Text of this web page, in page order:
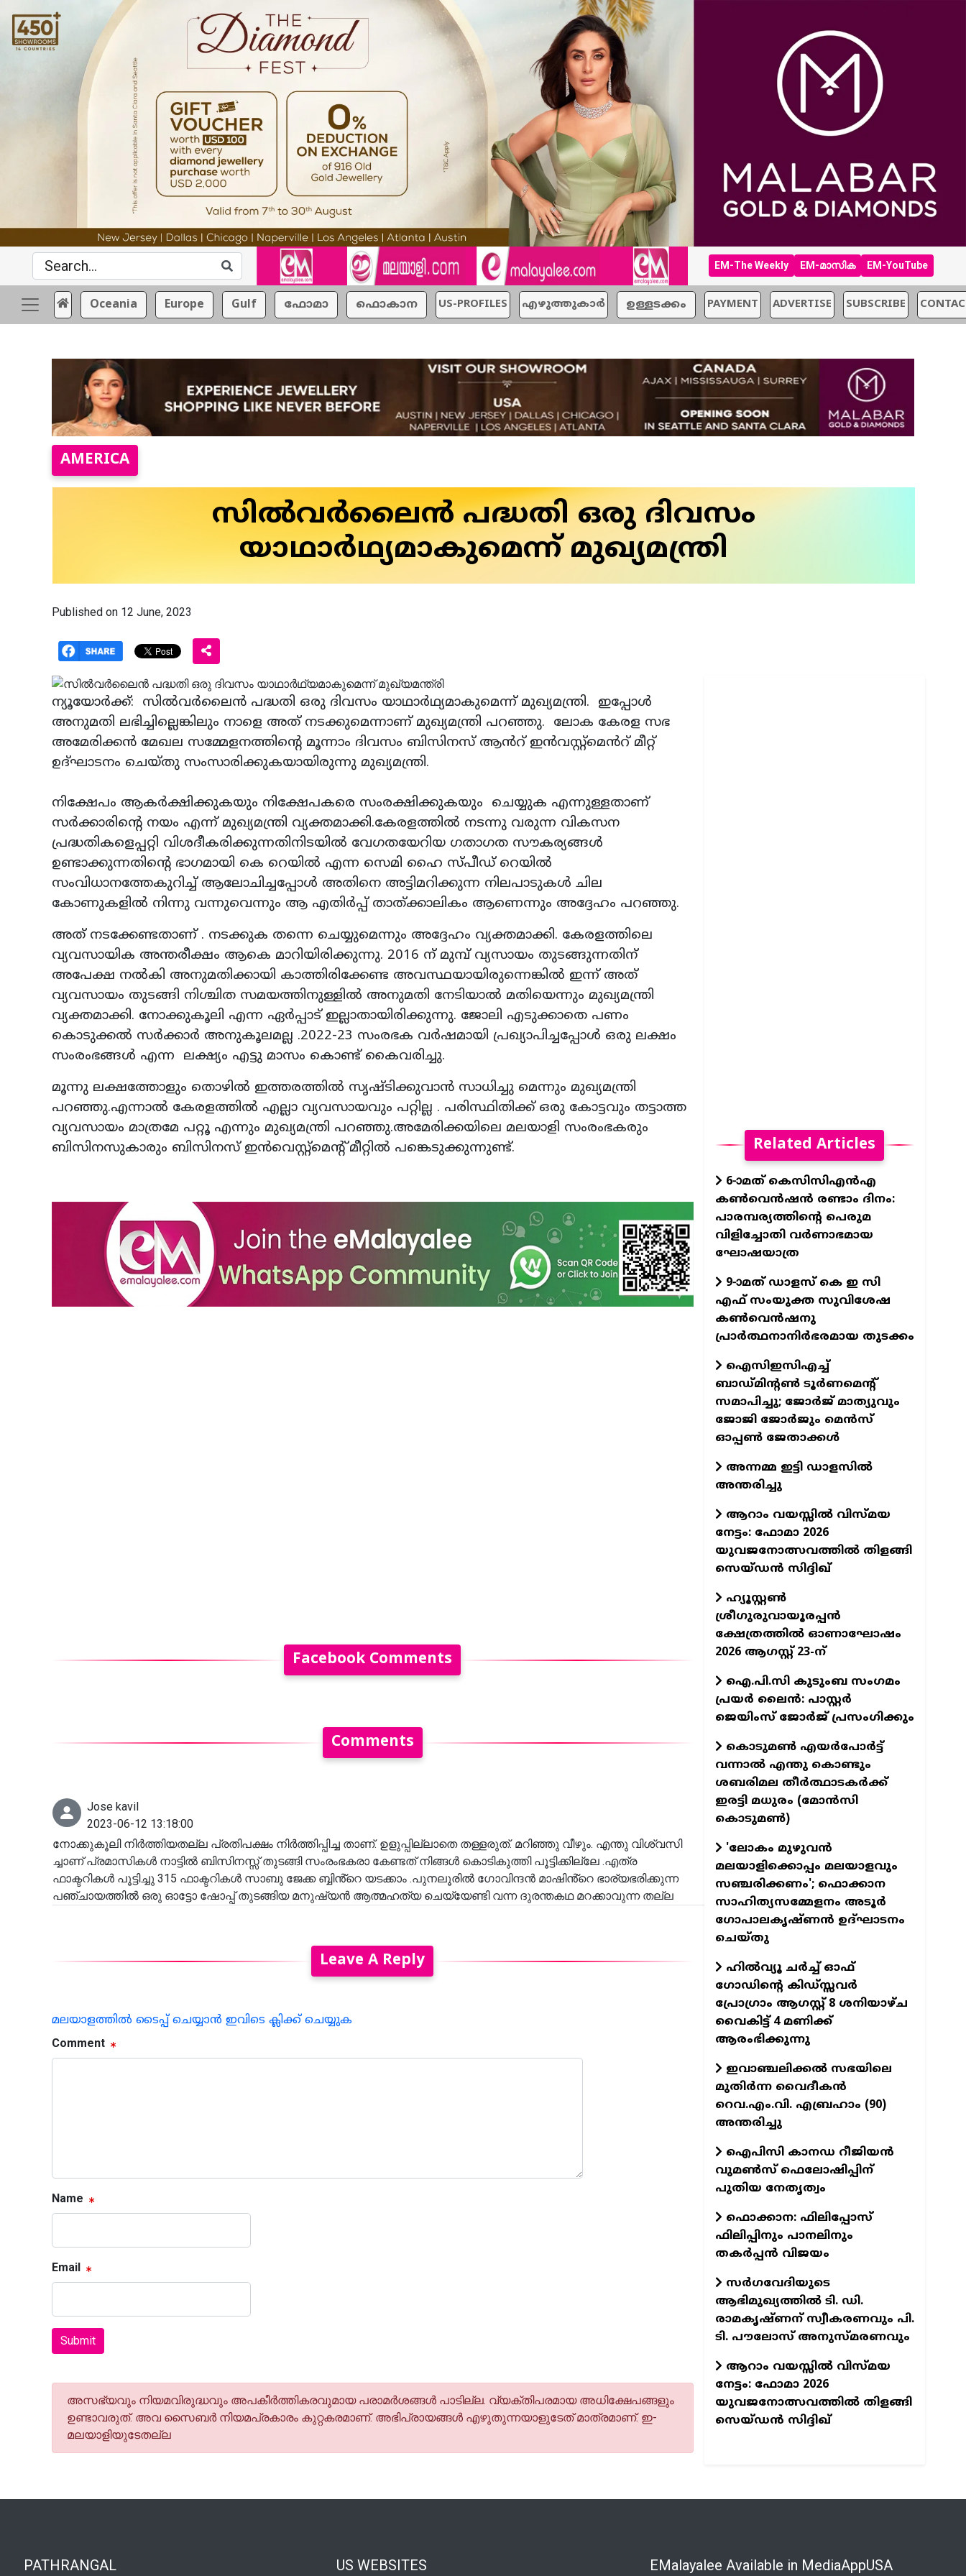
EM-The Weekly EM-മാസിക EM-YouTube
Oceania Europe Gulf ഫോമാ ഫൊകാന US-PROFILES എഴുത്തുകാര്‍ ഉള്ളടക്കം PAYMENT ADVERTISE SUBSCRIBE
AMERICA
സിൽവർലൈൻ പദ്ധതി ഒരു ദിവസം
യാഥാർഥ്യമാകുമെന്ന് മുഖ്യമന്ത്രി
Published on 12 June, 2023
ന്യൂയോര്‍ക്ക്: സിൽവർലൈൻ പദ്ധതി ഒരു ദിവസം യാഥാർഥ്യമാകുമെന്ന് മുഖ്യമന്ത്രി. ഇപ്പോൾ
അനുമതി ലഭിച്ചില്ലെങ്കിലും നാളെ അത് നടക്കുമെന്നാണ് മുഖ്യമന്ത്രി പറഞ്ഞു. ലോക കേരള സഭ
അമേരിക്കൻ മേഖല സമ്മേളനത്തിന്റെ മൂന്നാം ദിവസം ബിസിനസ് ആൻറ് ഇൻവസ്റ്റ്മെൻറ് മീറ്റ്
ഉദ്ഘാടനം ചെയ്തു സംസാരിക്കുകയായിരുന്നു മുഖ്യമന്ത്രി.
നിക്ഷേപം ആകർക്ഷിക്കുകയും നിക്ഷേപകരെ സംരക്ഷിക്കുകയും ചെയ്യുക എന്നുള്ളതാണ്
സർക്കാരിന്റെ നയം എന്ന് മുഖ്യമന്ത്രി വ്യക്തമാക്കി.കേരളത്തിൽ നടന്നു വരുന്ന വികസന
പ്രദ്ധതികളെപ്പറ്റി വിശദീകരിക്കുന്നതിനിടയിൽ വേഗതയേറിയ ഗതാഗത സൗകര്യങ്ങൾ
ഉണ്ടാക്കുന്നതിന്റെ ഭാഗമായി കെ റെയിൽ എന്ന സെമി ഹൈ സ്പീഡ് റെയിൽ
സംവിധാനത്തേകുറിച്ച് ആലോചിച്ചപ്പോൾ അതിനെ അട്ടിമറിക്കുന്ന നിലപാടുകൾ ചില
കോണുകളിൽ നിന്നു വന്നുവെന്നും ആ എതിർപ്പ് താത്ക്കാലികം ആണെന്നും അദ്ദേഹം പറഞ്ഞു.
അത് നടക്കേണ്ടതാണ് . നടക്കുക തന്നെ ചെയ്യുമെന്നും അദ്ദേഹം വ്യക്തമാക്കി. കേരളത്തിലെ
വ്യവസായിക അന്തരീക്ഷം ആകെ മാറിയിരിക്കുന്നു. 2016 ന് മുമ്പ് വ്യസായം തുടങ്ങുന്നതിന്
അപേക്ഷ നൽകി അനുമതിക്കായി കാത്തിരിക്കേണ്ട അവസ്ഥയായിരുന്നെങ്കിൽ ഇന്ന് അത്
വ്യവസായം തുടങ്ങി നിശ്ചിത സമയത്തിനുള്ളിൽ അനുമതി നേടിയാൽ മതിയെന്നും മുഖ്യമന്ത്രി
വ്യക്തമാക്കി. നോക്കുകൂലി എന്ന ഏർപ്പാട് ഇല്ലാതായിരിക്കുന്നു. ജോലി എടുക്കാതെ പണം
കൊടുക്കൽ സർക്കാർ അനുകൂലമല്ല .2022-23 സംരഭക വർഷമായി പ്രഖ്യാപിച്ചപ്പോൾ ഒരു ലക്ഷം
സംരംഭങ്ങൾ എന്ന ലക്ഷ്യം എട്ടു മാസം കൊണ്ട് കൈവരിച്ചു.
മൂന്നു ലക്ഷത്തോളും തൊഴിൽ ഇത്തരത്തിൽ സൃഷ്ടിക്കുവാൻ സാധിച്ചു മെന്നും മുഖ്യമന്ത്രി
പറഞ്ഞു.എന്നാൽ കേരളത്തിൽ എല്ലാ വ്യവസായവും പറ്റില്ല . പരിസ്ഥിതിക്ക് ഒരു കോട്ടവും തട്ടാത്ത
വ്യവസായം മാത്രമേ പറ്റൂ എന്നും മുഖ്യമന്ത്രി പറഞ്ഞു.അമേരിക്കയിലെ മലയാളി സംരംഭകരും
ബിസിനസുകാരും ബിസിനസ് ഇൻവെസ്റ്റ്മെന്റ് മീറ്റിൽ പങ്കെടുക്കുന്നുണ്ട്.
Facebook Comments
Comments
Jose kavil
2023-06-12 13:18:00
നോക്കുകൂലി നിർത്തിയതല്ല പ്രതിപക്ഷം നിർത്തിപ്പിച്ച താണ്. ഉളുപ്പില്ലാതെ തള്ളരുത്. മറിഞ്ഞു വീഴും. എന്തു വിശ്വസി
ച്ചാണ് പ്രമാസികൾ നാട്ടിൽ ബിസിനസ്സ് തുടങ്ങി സംരംഭകരാ കേണ്ടത് നിങ്ങൾ കൊടികുത്തി പൂട്ടിക്കില്ലേ .എത്ര
ഫാക്ടറികൾ പൂട്ടിച്ചു 315 ഫാക്ടറികൾ സാബു ജേക്ക ബ്ബിൻ്റെ യടക്കാം .പുനലൂരിൽ ഗോവിന്ദൻ മാഷിൻ്റെ ഭാര്യഭരിക്കുന്ന
പഞ്ചായത്തിൽ ഒരു ഓട്ടോ ഷോപ്പ് തുടങ്ങിയ മനുഷ്യൻ ആത്മഹത്യ ചെയ്യേണ്ടി വന്ന ദുരന്തകഥ മറക്കാവുന്ന തല്ല
Leave A Reply
മലയാളത്തില്‍ ടൈപ്പ് ചെയ്യാന്‍ ഇവിടെ ക്ലിക്ക് ചെയ്യുക
Comment
Name
Email
Submit
അസഭ്യവും നിയമവിരുദ്ധവും അപകീര്‍ത്തികരവുമായ പരാമര്‍ശങ്ങള്‍ പാടില്ല. വ്യക്തിപരമായ അധിക്ഷേപങ്ങളും
ഉണ്ടാവരുത്. അവ സൈബര്‍ നിയമപ്രകാരം കുറ്റകരമാണ്. അഭിപ്രായങ്ങള്‍ എഴുതുന്നയാളുടേത് മാത്രമാണ്. ഇ-
മലയാളിയുടേതല്ല
Related Articles
6-ാമത് കെസിസിഎന്‍എ
കണ്‍വെന്‍ഷന്‍ രണ്ടാം ദിനം:
പാരമ്പര്യത്തിന്റെ പെരുമ
വിളിച്ചോതി വര്‍ണാഭമായ
ഘോഷയാത്ര
9-ാമത് ഡാളസ് കെ ഇ സി
എഫ് സംയുക്ത സുവിശേഷ
കൺവെൻഷനു
പ്രാർത്ഥനാനിർഭരമായ തുടക്കം
ഐസിഇസിഎച്ച്
ബാഡ്മിന്റൺ ടൂർണമെന്റ്
സമാപിച്ചു; ജോർജ് മാത്യുവും
ജോജി ജോർജും മെൻസ്
ഓപ്പൺ ജേതാക്കൾ
അന്നമ്മ ഇട്ടി ഡാളസിൽ
അന്തരിച്ചു
ആറാം വയസ്സിൽ വിസ്മയ
നേട്ടം: ഫോമാ 2026
യുവജനോത്സവത്തിൽ തിളങ്ങി
സെയ്ഡൻ സിദ്ദിഖ്
ഹ്യൂസ്റ്റൺ
ശ്രീഗുരുവായൂരപ്പൻ
ക്ഷേത്രത്തിൽ ഓണാഘോഷം
2026 ആഗസ്റ്റ് 23-ന്
ഐ.പി.സി കുടുംബ സംഗമം
പ്രയർ ലൈൻ: പാസ്റ്റർ
ജെയിംസ് ജോർജ് പ്രസംഗിക്കും
കൊടുമൺ എയർപോർട്ട്
വന്നാൽ എന്തു കൊണ്ടും
ശബരിമല തീർത്ഥാടകർക്ക്
ഇരട്ടി മധുരം (മോൻസി
കൊടുമൺ)
'ലോകം മുഴുവൻ
മലയാളിക്കൊപ്പം മലയാളവും
സഞ്ചരിക്കണം'; ഫൊക്കാന
സാഹിത്യസമ്മേളനം അടൂർ
ഗോപാലകൃഷ്ണൻ ഉദ്ഘാടനം
ചെയ്തു
ഹിൽവ്യൂ ചർച്ച് ഓഫ്
ഗോഡിന്റെ കിഡ്സ്സവർ
പ്രോഗ്രാം ആഗസ്റ്റ് 8 ശനിയാഴ്ച
വൈകിട്ട് 4 മണിക്ക്
ആരംഭിക്കുന്നു
ഇവാഞ്ചലിക്കൽ സഭയിലെ
മുതിർന്ന വൈദീകൻ
റെവ.എം.വി. എബ്രഹാം (90)
അന്തരിച്ചു
ഐപിസി കാനഡ റീജിയൻ
വുമൺസ് ഫെലോഷിപ്പിന്
പുതിയ നേതൃത്വം
ഫൊക്കാന: ഫിലിപ്പോസ്
ഫിലിപ്പിനും പാനലിനും
തകർപ്പൻ വിജയം
സർഗവേദിയുടെ
ആഭിമുഖ്യത്തിൽ ടി. ഡി.
രാമകൃഷ്ണന് സ്വീകരണവും പി.
ടി. പൗലോസ് അനുസ്മരണവും
ആറാം വയസ്സിൽ വിസ്മയ
നേട്ടം: ഫോമാ 2026
യുവജനോത്സവത്തിൽ തിളങ്ങി
സെയ്ഡൻ സിദ്ദിഖ്
PATHRANGAL US WEBSITES EMalayalee Available in MediaAppUSA